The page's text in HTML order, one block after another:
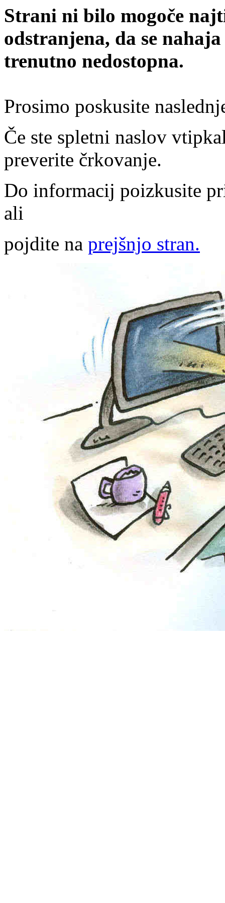
Strani ni bilo mogoče
odstranjena, da se
trenutno nedostopna.
Prosimo poskusite
Če ste spletni naslov
preverite črkovanje.
Do informacij poizkusite
ali
pojdite na prejšnjo stran.